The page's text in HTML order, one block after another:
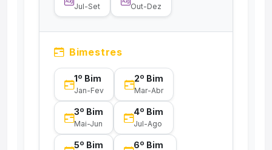
Jul-Set Out-Dez
Bimestres
1º Bim
Jan-Fev
2º Bim
Mar-Abr
3º Bim
Mai-Jun
4º Bim
Jul-Ago
5º Bim 6º Bim